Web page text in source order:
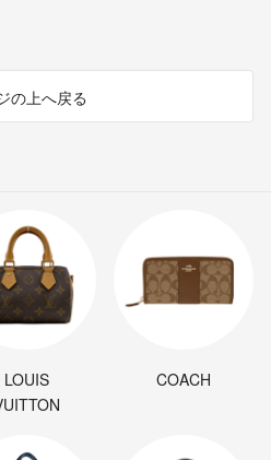
の上へ戻る
LOUIS
COACH